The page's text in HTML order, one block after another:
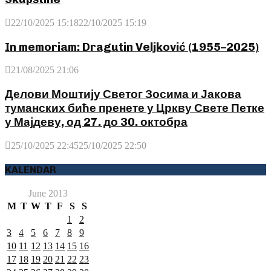
22/10/2025 15:1822/10/2025 15:19
In memoriam: Dragutin Veljković (1955–2025)
21/08/2025 21:06
Делови Моштију Светог Зосима и Јакова
туманских биће пренете у Цркву Свете Петке
у Мајдеву, од 27. до 30. октобра
25/10/2025 22:4525/10/2025 22:50
KALENDAR
June 2013
M T W T F S
S
1
2
3
4 5 6 7 8
9
10 11 12 13 14 15 16
17 18 19 20 21 22 23